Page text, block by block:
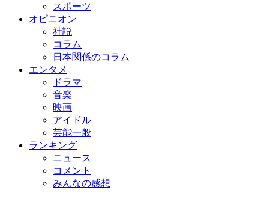
スポーツ
オピニオン
社説
コラム
日本関係のコラム
エンタメ
ドラマ
音楽
映画
アイドル
芸能一般
ランキング
ニュース
コメント
みんなの感想